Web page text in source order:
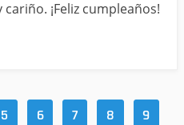
¡Feliz cumpleaños!
5 6 7 8
9